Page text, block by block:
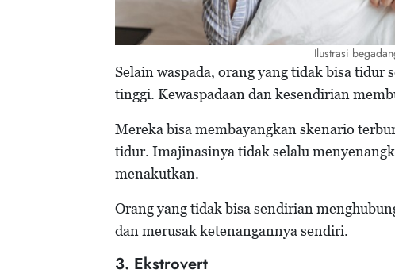
Ilustrasi
Selain waspada, orang yang tidak bisa
tinggi. Kewaspadaan dan kesendirian
Mereka bisa membayangkan skenario
tidur. Imajinasinya tidak selalu
menakutkan.
Orang yang tidak bisa sendirian
dan merusak ketenangannya sendiri.
3. Ekstrovert